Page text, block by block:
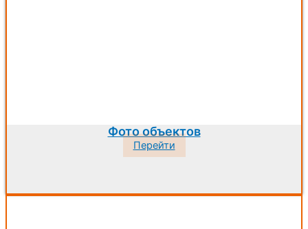
Фото объектов
Перейти